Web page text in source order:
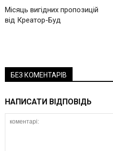
Місяць вигідних пропозицій
від Креатор-Буд
БЕЗ КОМЕНТАРІВ
НАПИСАТИ ВІДПОВІДЬ